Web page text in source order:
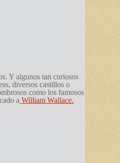
Y algunos tan curiosos
diversos castillos o
como los famosos
a William Wallace.